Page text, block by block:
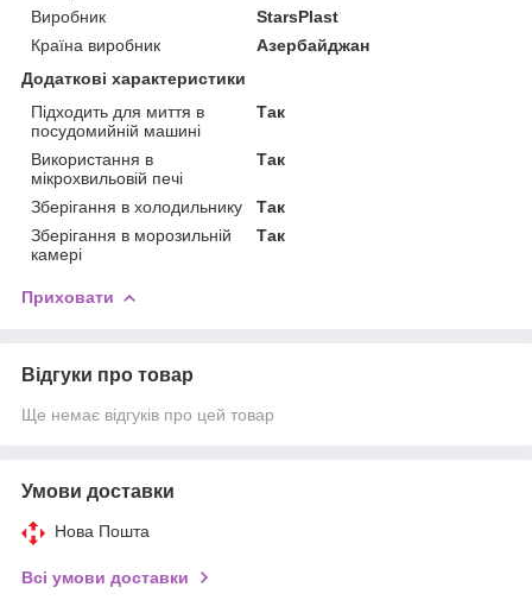
Виробник
StarsPlast
Країна виробник
Азербайджан
Додаткові характеристики
Підходить для миття в
посудомийній машині
Так
Використання в
мікрохвильовій печі
Так
Зберігання в холодильнику
Так
Зберігання в морозильній
камері
Так
Приховати
Відгуки про товар
Ще немає відгуків про цей товар
Умови доставки
Нова Пошта
Всі умови доставки